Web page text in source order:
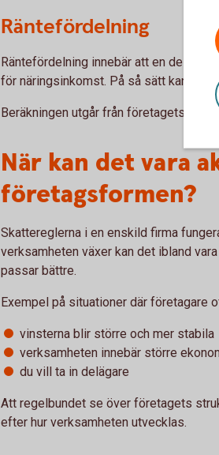
Räntefördelning
Räntefördelning innebär att en del av
för näringsinkomst. På så sätt kan den
Beräkningen utgår från företagets
När kan det vara
företagsformen?
Skattereglerna i en enskild firma
verksamheten växer kan det ibland
passar bättre.
Exempel på situationer där företagare
vinsterna blir större och mer stabila
verksamheten innebär större
du vill ta in delägare
Att regelbundet se över företagets
efter hur verksamheten utvecklas.